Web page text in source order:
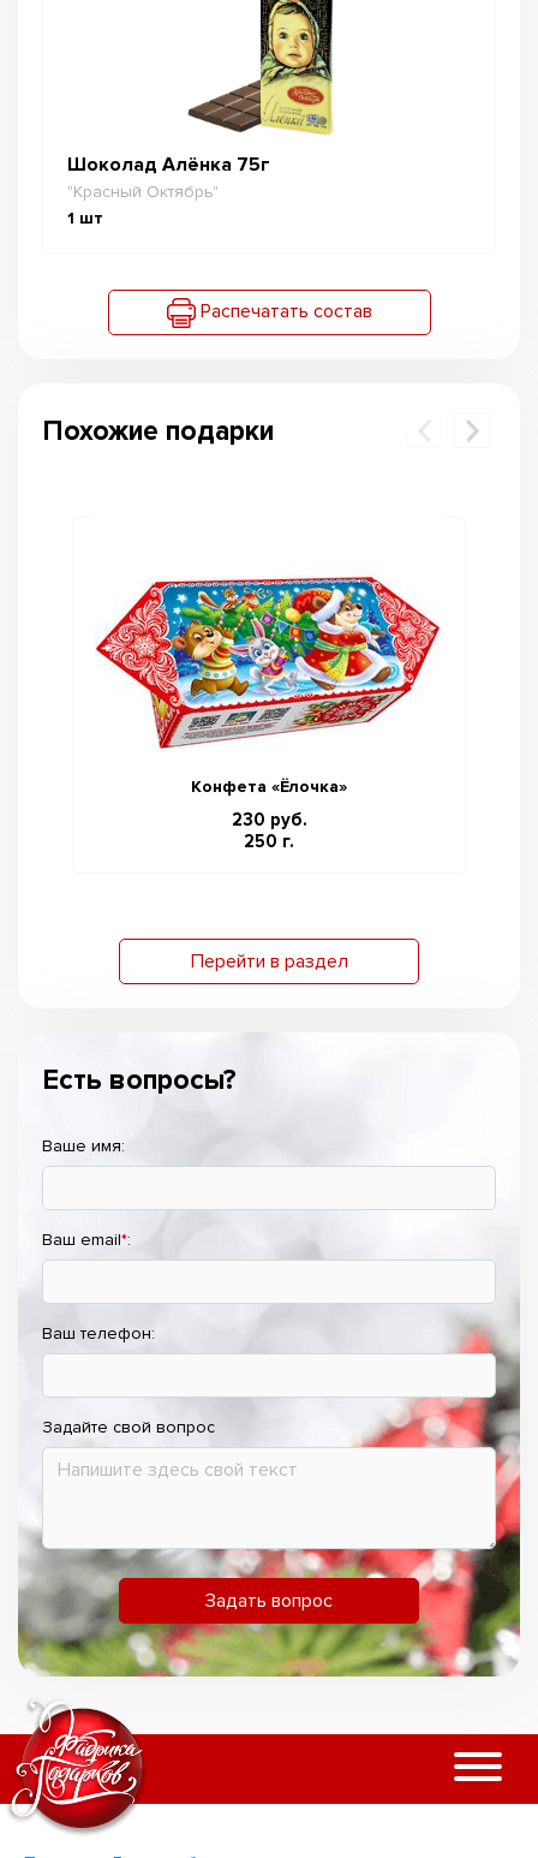
Шоколад Алёнка 75г
"Красный Октябрь"
1 шт
Распечатать состав
Похожие подарки
Конфета «Ёлочка»
230 руб.
250 г.
Перейти в раздел
Есть вопросы?
Ваше имя:
Ваш email*:
Ваш телефон:
Задайте свой вопрос
Задать вопрос